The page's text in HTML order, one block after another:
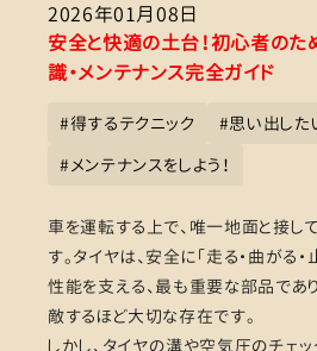
2026年01月08日
安全と快適の土台！初心者のた
識・メンテナンス完全ガイド
#得するテクニック #思い出した
#メンテナンスをしよう！
車を運転する上で、唯一地面と接し
す。タイヤは、安全に「走る・曲がる
性能を支える、最も重要な部品であ
敵するほど大切な存在です。
しかし、タイヤの溝や空気圧のチェ